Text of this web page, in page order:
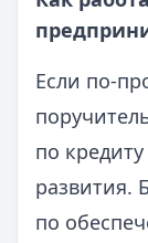
Если по-
по
развития.
по